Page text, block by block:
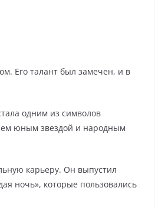
Его талант был замечен, и в
одним из символов
юным звездой и народным
карьеру. Он выпустил
ночь», которые пользовались